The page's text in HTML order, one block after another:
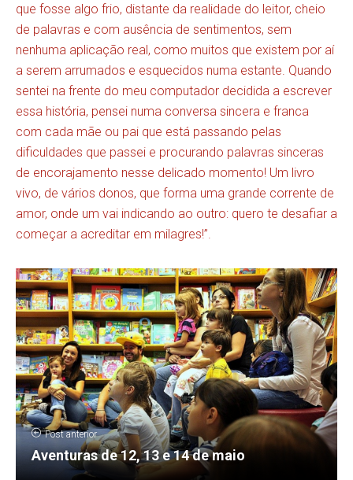
que fosse algo frio, distante da realidade do leitor, cheio
de palavras e com ausência de sentimentos, sem
nenhuma aplicação real, como muitos que existem por aí
a serem arrumados e esquecidos numa estante. Quando
sentei na frente do meu computador decidida a escrever
essa história, pensei numa conversa sincera e franca
com cada mãe ou pai que está passando pelas
dificuldades que passei e procurando palavras sinceras
de encorajamento nesse delicado momento! Um livro
vivo, de vários donos, que forma uma grande corrente de
amor, onde um vai indicando ao outro: quero te desafiar a
começar a acreditar em milagres!”.
Post anterior
Aventuras de 12, 13 e 14 de maio